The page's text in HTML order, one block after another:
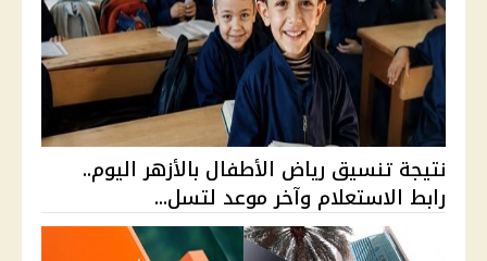
نتيجة تنسيق رياض الأطفال بالأزهر اليوم..
رابط الاستعلام وآخر موعد لتسل...